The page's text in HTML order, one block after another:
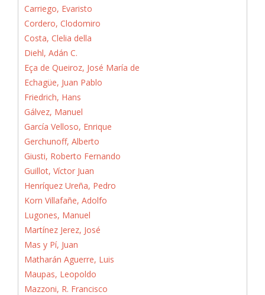
Carriego, Evaristo
Cordero, Clodomiro
Costa, Clelia della
Diehl, Adán C.
Eça de Queiroz, José María de
Echagüe, Juan Pablo
Friedrich, Hans
Gálvez, Manuel
García Velloso, Enrique
Gerchunoff, Alberto
Giusti, Roberto Fernando
Guillot, Víctor Juan
Henríquez Ureña, Pedro
Korn Villafañe, Adolfo
Lugones, Manuel
Martínez Jerez, José
Mas y Pí, Juan
Matharán Aguerre, Luis
Maupas, Leopoldo
Mazzoni, R. Francisco